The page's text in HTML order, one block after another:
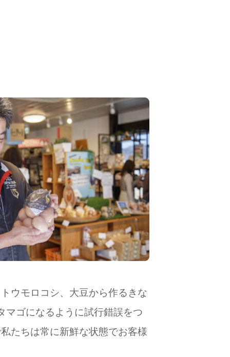
ウモロコシ、大豆から作るきな
マゴになるように試行錯誤をつ
たちは常に新鮮な状態でお客様